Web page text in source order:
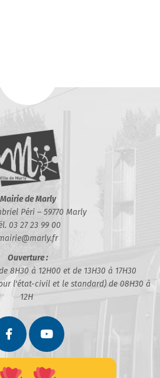
Mairie de Marly
Péri – 59770 Marly
03 27 23 99 00
Ouverture :
8H30 à 12H00 et de 13H30 à 17H30
l'état-civil et le standard) de 08H30 à
12H